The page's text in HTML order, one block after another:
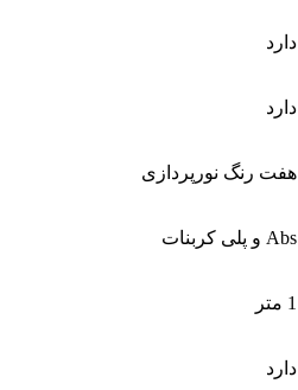
دارد
دارد
هفت رنگ نورپردازی
Abs و پلی کربنات
1 متر
دارد